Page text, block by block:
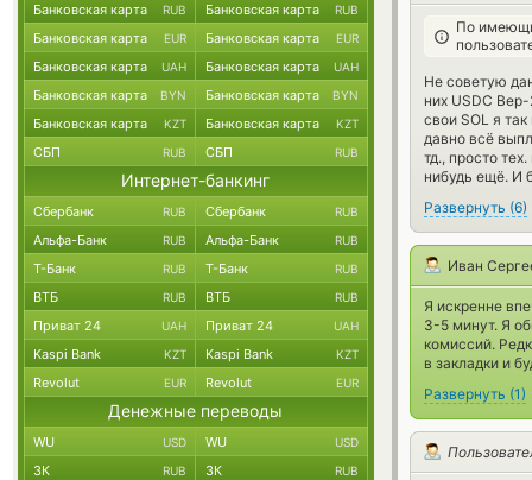
По
Не советую
них USDC
свои SOL я
давно всё
тд., просто
нибудь ещё. И
Развернуть (6)
Иван
Я искренне
3-5 минут. Я
комиссий.
в закладки и
Развернуть (1)
Банковская карта RUB Банковская карта RUB
Банковская карта EUR Банковская карта EUR
Банковская карта UAH Банковская карта UAH
Банковская карта BYN Банковская карта BYN
Банковская карта KZT Банковская карта KZT
СБП RUB СБП RUB
Интернет-банкинг
Сбербанк RUB Сбербанк RUB
Альфа-Банк RUB Альфа-Банк RUB
Т-Банк RUB Т-Банк RUB
ВТБ RUB ВТБ RUB
Приват 24 UAH Приват 24 UAH
Kaspi Bank KZT Kaspi Bank KZT
Revolut EUR Revolut EUR
Денежные переводы
WU USD WU USD
ЗК RUB ЗК RUB